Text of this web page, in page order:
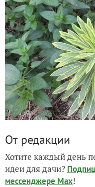
От редакции
Хотите каждый день
идеи для дачи?
мессенджере Max!